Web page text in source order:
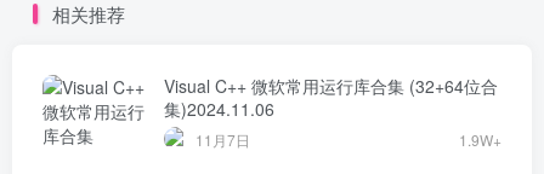
相关推荐
Visual C++ 微软常用运行库合集 (32+64位合
集)2024.11.06
11月7日 1.9W+